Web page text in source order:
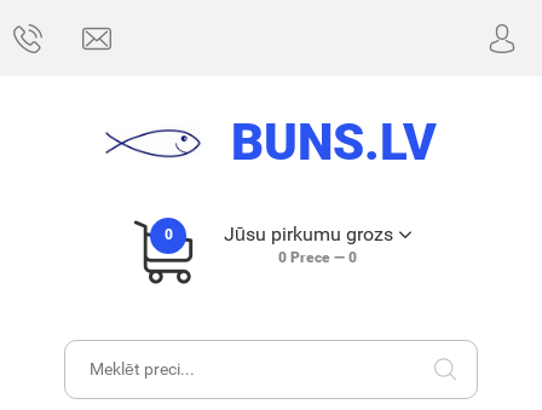
BUNS.LV
0 Jūsu pirkumu grozs
0Prece — 0